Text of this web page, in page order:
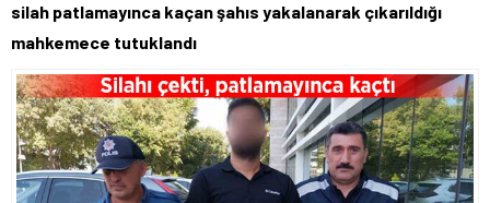
silah patlamayınca kaçan şahıs yakalanarak çıkarıldığı
mahkemece tutuklandı